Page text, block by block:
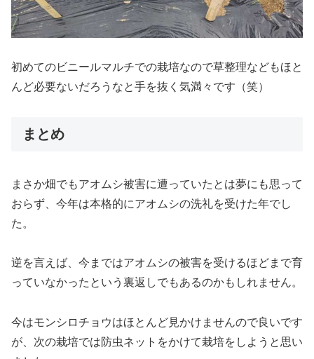
初めてのビニールマルチでの栽培なので草整理などもほと
んど必要ないだろうなと手を抜く気満々です（笑）
まとめ
まさか畑でもアオムシ被害に遭っていたとは夢にも思って
おらず、今年は本格的にアオムシの洗礼を受けた年でし
た。
逆を言えば、今まではアオムシの被害を受けるほどまで育
っていなかったという裏返しでもあるのかもしれません。
今はモンシロチョウはほとんど見かけませんので良いです
が、次の栽培では防虫ネットをかけて栽培をしようと思い